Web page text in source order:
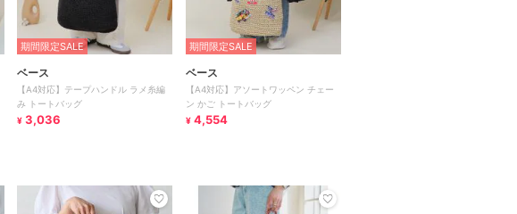
期間限定SALE
ベース
【A4対応】テープハンドル ラメ糸編
み トートバッグ
¥ 3,036
期間限定SALE
ベース
【A4対応】アソートワッペン チェー
ン かご トートバッグ
¥ 4,554